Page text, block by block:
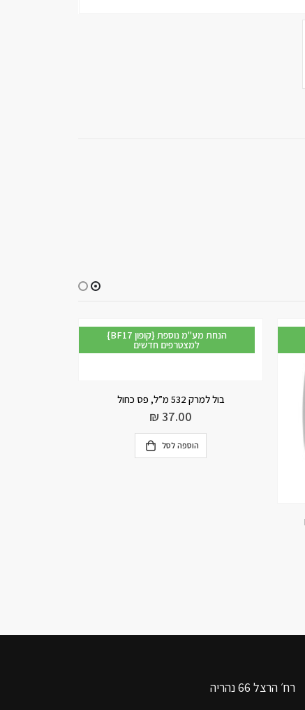
{BF17 קופון} הנחת מע"מ נוספת
למצטרפים חדשים
מנה עיקרית 26 ס”מ, Chic brush
₪89.00
66.75
הוספה לסל
רח׳ הרצל 66 נהריה